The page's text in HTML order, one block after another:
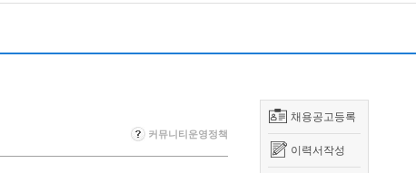
채용공고등록
이력서작성
커뮤니티운영정책